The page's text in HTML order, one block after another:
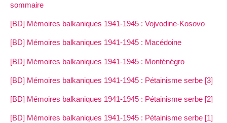
sommaire
[BD] Mémoires balkaniques 1941-1945 : Vojvodine-Kosovo
[BD] Mémoires balkaniques 1941-1945 : Macédoine
[BD] Mémoires balkaniques 1941-1945 : Monténégro
[BD] Mémoires balkaniques 1941-1945 : Pétainisme serbe [3]
[BD] Mémoires balkaniques 1941-1945 : Pétainisme serbe [2]
[BD] Mémoires balkaniques 1941-1945 : Pétainisme serbe [1]